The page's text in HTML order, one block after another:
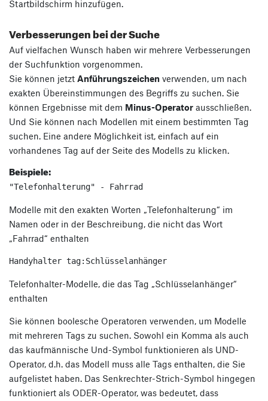
Startbildschirm hinzufügen.
Verbesserungen bei der Suche
Auf vielfachen Wunsch haben wir mehrere Verbesserungen
der Suchfunktion vorgenommen.
Sie können jetzt Anführungszeichen verwenden, um nach
exakten Übereinstimmungen des Begriffs zu suchen. Sie
können Ergebnisse mit dem Minus-Operator ausschließen.
Und Sie können nach Modellen mit einem bestimmten Tag
suchen. Eine andere Möglichkeit ist, einfach auf ein
vorhandenes Tag auf der Seite des Modells zu klicken.
Beispiele:
"Telefonhalterung" - Fahrrad
Modelle mit den exakten Worten „Telefonhalterung“ im
Namen oder in der Beschreibung, die nicht das Wort
„Fahrrad“ enthalten
Handyhalter tag:Schlüsselanhänger
Telefonhalter-Modelle, die das Tag „Schlüsselanhänger“
enthalten
Sie können boolesche Operatoren verwenden, um Modelle
mit mehreren Tags zu suchen. Sowohl ein Komma als auch
das kaufmännische Und-Symbol funktionieren als UND-
Operator, d.h. das Modell muss alle Tags enthalten, die Sie
aufgelistet haben. Das Senkrechter-Strich-Symbol hingegen
funktioniert als ODER-Operator, was bedeutet, dass